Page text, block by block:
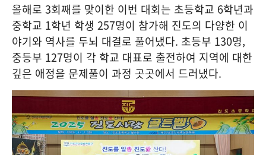
올해로 3회째를 맞이한 이번 대회는 초등학교 6학년과
중학교 1학년 학생 257명이 참가해 진도의 다양한 이
야기와 역사를 두뇌 대결로 풀어냈다. 초등부 130명,
중등부 127명이 각 학교 대표로 출전하여 지역에 대한
깊은 애정을 문제풀이 과정 곳곳에서 드러냈다.